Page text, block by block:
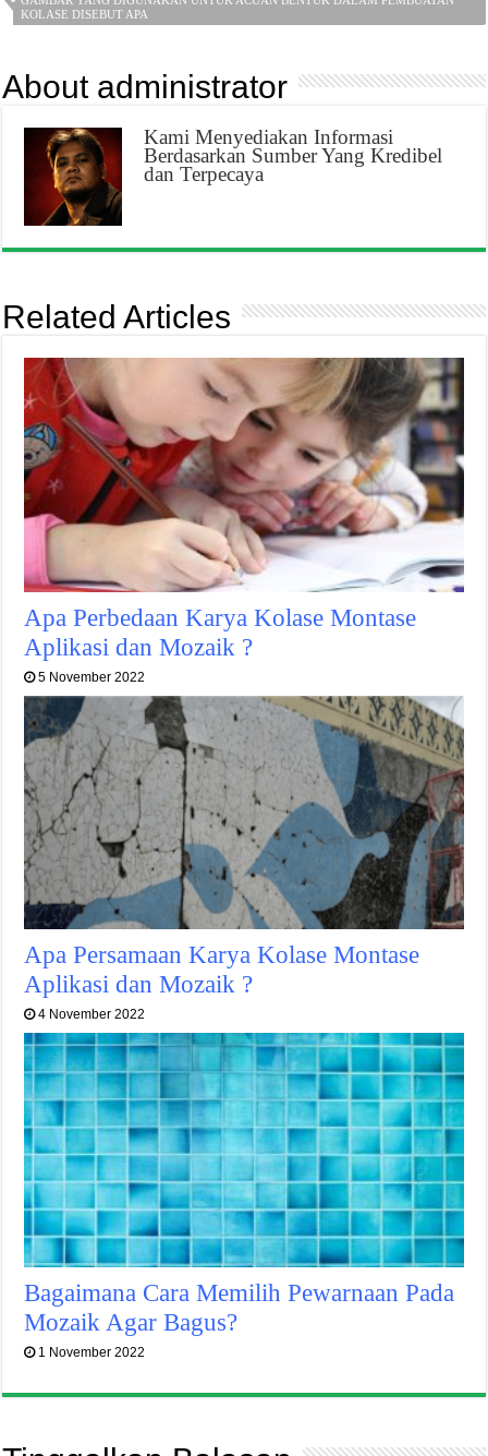
KOLASE DISEBUT APA
About administrator
Kami Menyediakan Informasi
Berdasarkan Sumber Yang Kredibel
dan Terpecaya
Related Articles
Apa Perbedaan Karya Kolase Montase
Aplikasi dan Mozaik ?
5 November 2022
Apa Persamaan Karya Kolase Montase
Aplikasi dan Mozaik ?
4 November 2022
Bagaimana Cara Memilih Pewarnaan Pada
Mozaik Agar Bagus?
1 November 2022